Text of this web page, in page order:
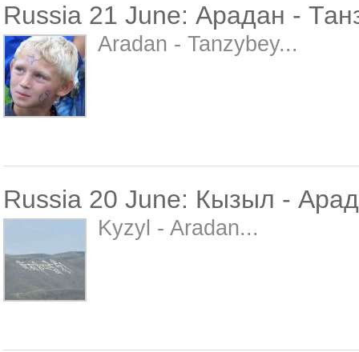
Russia 21 June: Арадан -
Aradan - Tanzybey...
Russia 20 June: Кызыл -
Kyzyl - Aradan...